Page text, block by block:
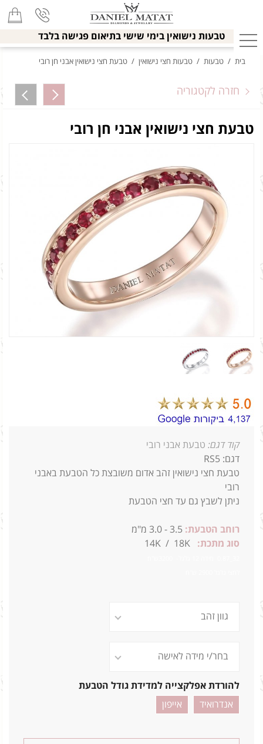
טבעות נישואין בימי שישי בתיאום פגישה בלבד
בית / טבעות / טבעות חצי נישואין / טבעת חצי נישואין אבני חן רובי
חזרה לקטגוריה
טבעת חצי נישואין אבני חן רובי
קוד דגם: טבעת אבני רובי
דגם: RS5
טבעת חצי נישואין זהב אדום משובצת כל הטבעת באבני
רובי
ניתן לשבץ גם עד חצי הטבעת
רוחב הטבעת:
סוג מתכת:
להורדת אפלקצייה למדידת גודל הטבעת
אנדרואיד
אייפון